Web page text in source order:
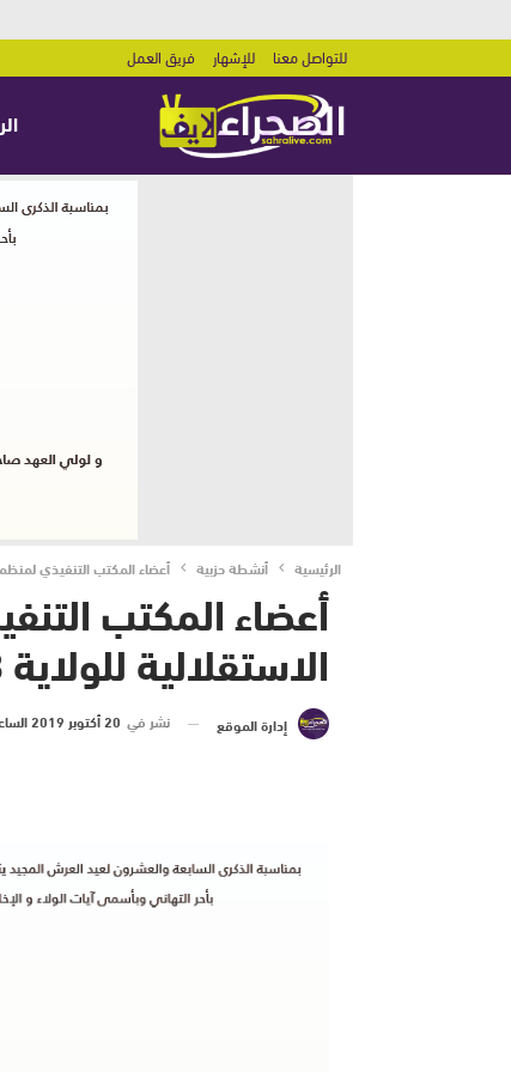
للتواصل معنا للإشهار فريق العمل
الرئيسية أنشطة حزبية أعضاء المكتب التنفيذي لمنظمة
أعضاء المكتب
الاستقلالية للولاية 13
إدارة الموقع نشر في 20 أكتوبر 2019 الساعة 10 و 04 دقيقة